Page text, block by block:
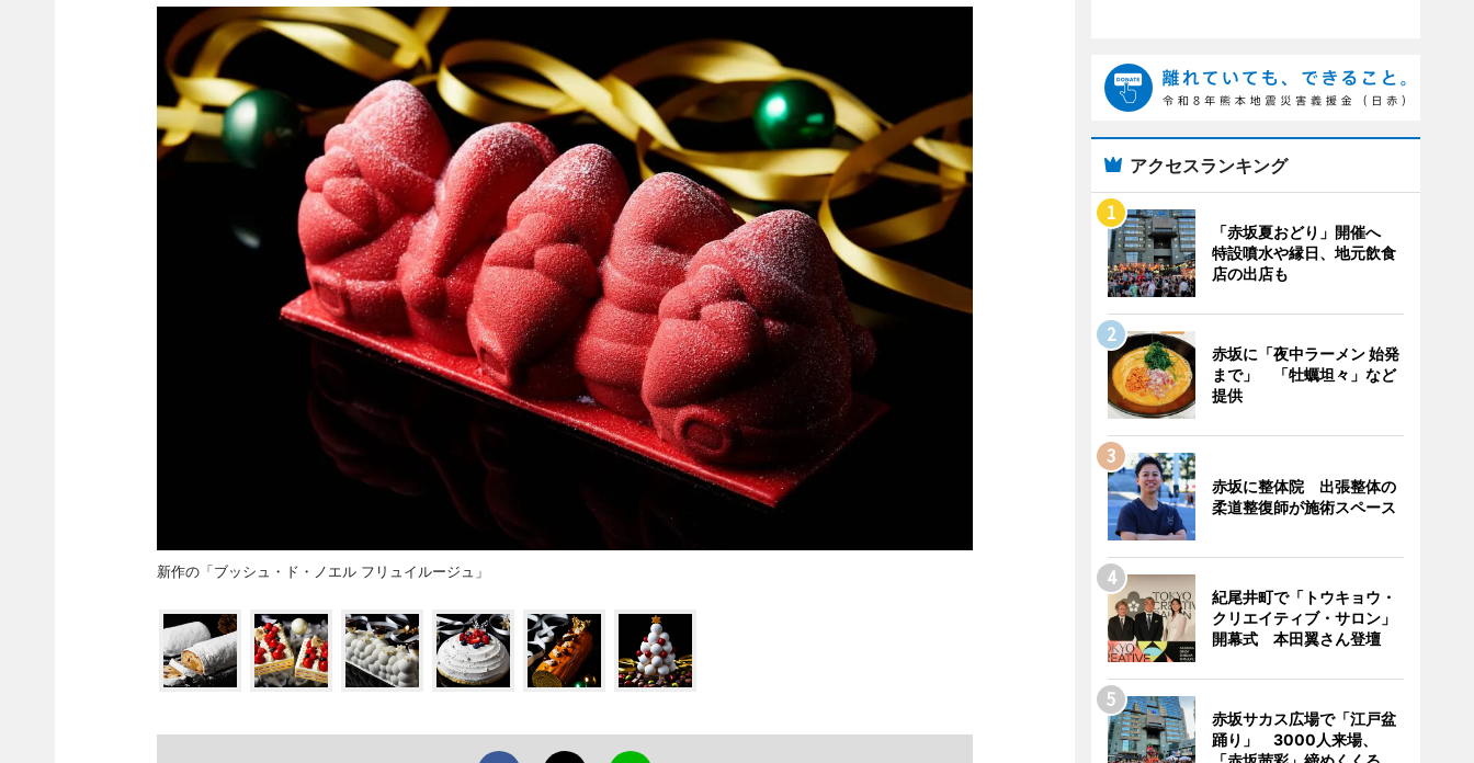
新作の「ブッシュ・ド・ノエル フリュイルージュ」
アクセスランキング
「赤坂夏おどり」開催へ
特設噴水や縁日、地元飲食
店の出店も
赤坂に「夜中ラーメン 始発
まで」 「牡蠣坦々」など
提供
赤坂に整体院 出張整体の
柔道整復師が施術スペース
紀尾井町で「トウキョウ・
クリエイティブ・サロン」
開幕式 本田翼さん登壇
赤坂サカス広場で「江戸盆
踊り」 3000人来場、